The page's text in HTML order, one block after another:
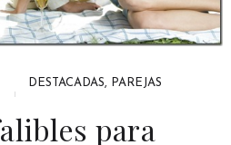
DESTACADAS, PAREJAS
para